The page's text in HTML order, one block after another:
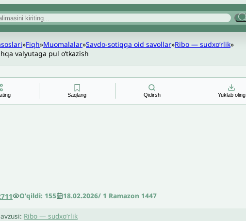
»Fiqh»Muomalalar»Savdo-sotiqqa oid savollar»Ribo — sudxoʻrlik»
valyutaga pul o‘tkazish
Saqlang Qidirsh Yuklab oling
O'qildi: 155 18.02.2026/ 1 Ramazon 1447
Ribo — sudxoʻrlik